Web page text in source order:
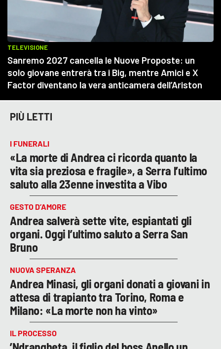
PIÙ LETTI
I FUNERALI
«La morte di Andrea ci ricorda quanto la
vita sia preziosa e fragile», a Serra l’ultimo
saluto alla 23enne investita a Vibo
GESTO D’AMORE
Andrea salverà sette vite, espiantati gli
organi. Oggi l’ultimo saluto a Serra San
Bruno
NUOVA SPERANZA
Andrea Minasi, gli organi donati a giovani in
attesa di trapianto tra Torino, Roma e
Milano: «La morte non ha vinto»
IL PROCESSO